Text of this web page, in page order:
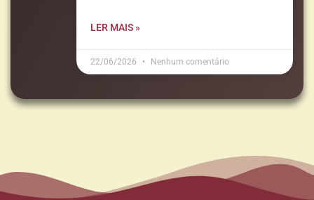
LER MAIS »
22/06/2026 Nenhum comentário